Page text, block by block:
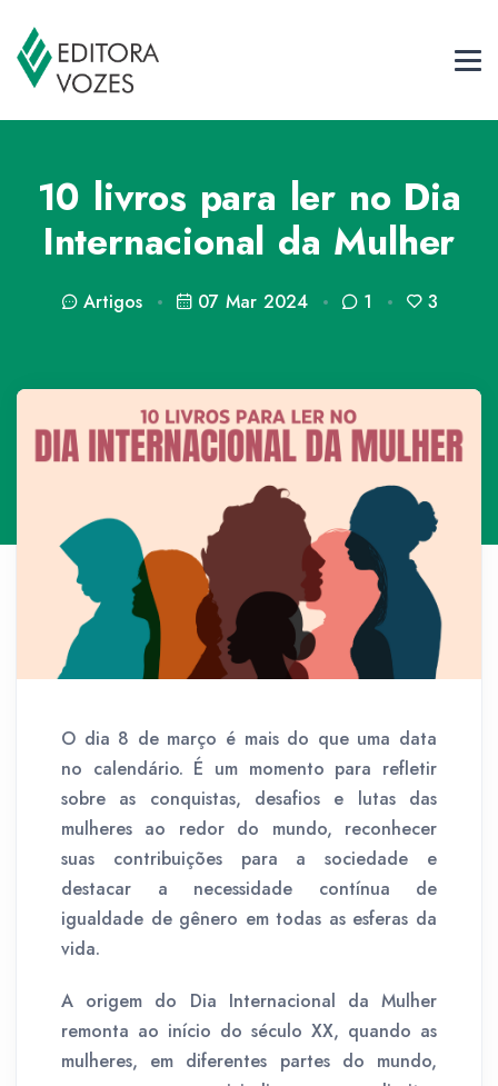
10 livros para ler no Dia
Internacional da Mulher
Artigos 07 Mar 2024 1 3
O dia 8 de março é mais do que uma data
no calendário. É um momento para refletir
sobre as conquistas, desafios e lutas das
mulheres ao redor do mundo, reconhecer
suas contribuições para a sociedade e
destacar a necessidade contínua de
igualdade de gênero em todas as esferas da
vida.
A origem do Dia Internacional da Mulher
remonta ao início do século XX, quando as
mulheres, em diferentes partes do mundo,